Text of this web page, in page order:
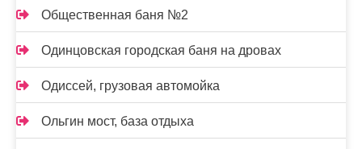
Общественная баня №2
Одинцовская городская баня на дровах
Одиссей, грузовая автомойка
Ольгин мост, база отдыха